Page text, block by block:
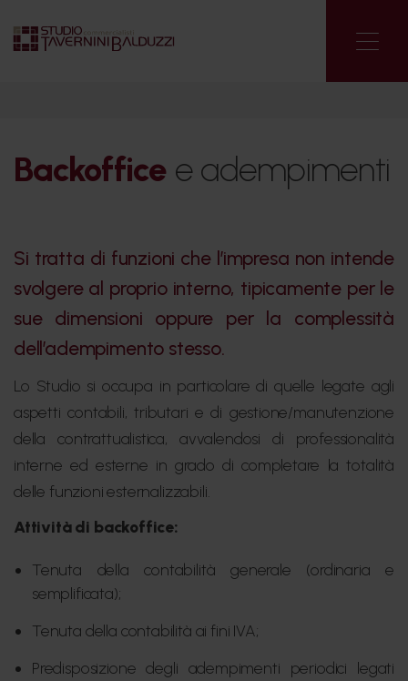
Backoffice e adempimenti
Si tratta di funzioni che l’impresa non intende
svolgere al proprio interno, tipicamente per le
sue dimensioni oppure per la complessità
dell’adempimento stesso.
Lo Studio si occupa in particolare di quelle legate agli
aspetti contabili, tributari e di gestione/manutenzione
della contrattualistica, avvalendosi di professionalità
interne ed esterne in grado di completare la totalità
delle funzioni esternalizzabili.
Attività di backoffice:
Tenuta della contabilità generale (ordinaria e
semplificata);
Tenuta della contabilità ai fini IVA;
Predisposizione degli adempimenti periodici legati